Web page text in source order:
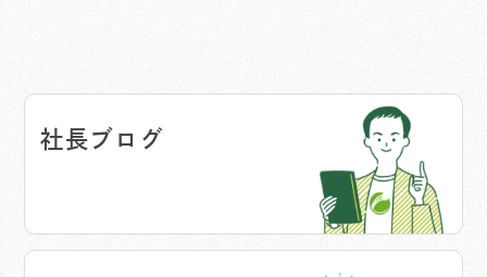
社長ブログ